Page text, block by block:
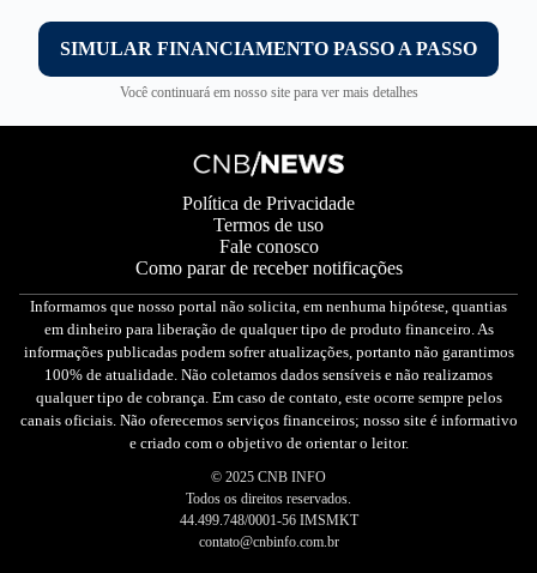
SIMULAR FINANCIAMENTO PASSO A PASSO
Você continuará em nosso site para ver mais detalhes
Política de Privacidade
Termos de uso
Fale conosco
Como parar de receber notificações
Informamos que nosso portal não solicita, em nenhuma hipótese, quantias
em dinheiro para liberação de qualquer tipo de produto financeiro. As
informações publicadas podem sofrer atualizações, portanto não garantimos
100% de atualidade. Não coletamos dados sensíveis e não realizamos
qualquer tipo de cobrança. Em caso de contato, este ocorre sempre pelos
canais oficiais. Não oferecemos serviços financeiros; nosso site é informativo
e criado com o objetivo de orientar o leitor.
© 2025 CNB INFO
Todos os direitos reservados.
44.499.748/0001-56 IMSMKT
contato@cnbinfo.com.br